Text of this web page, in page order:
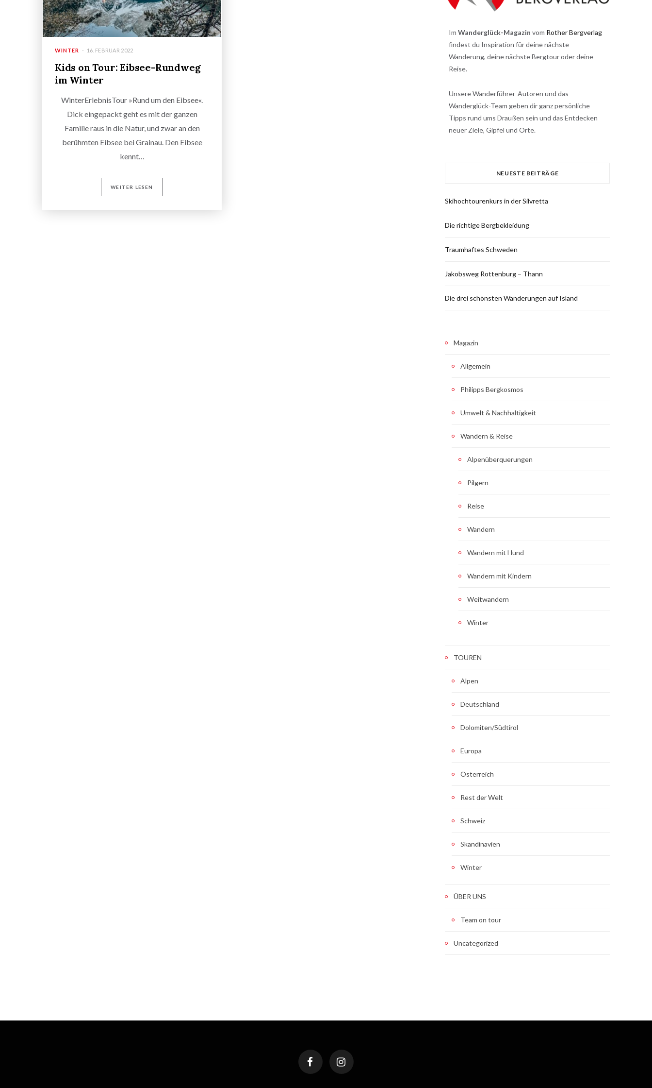
WINTER 16. FEBRUAR 2022
Kids on Tour: Eibsee-Rundweg
im Winter
WinterErlebnisTour »Rund um den Eibsee«.
Dick eingepackt geht es mit der ganzen
Familie raus in die Natur, und zwar an den
berühmten Eibsee bei Grainau. Den Eibsee
kennt…
WEITER LESEN
Im Wanderglück-Magazin vom Rother Bergverlag
findest du Inspiration für deine nächste
Wanderung, deine nächste Bergtour oder deine
Reise.
Unsere Wanderführer-Autoren und das
Wanderglück-Team geben dir ganz persönliche
Tipps rund ums Draußen sein und das Entdecken
neuer Ziele, Gipfel und Orte.
NEUESTE BEITRÄGE
Skihochtourenkurs in der Silvretta
Die richtige Bergbekleidung
Traumhaftes Schweden
Jakobsweg Rottenburg – Thann
Die drei schönsten Wanderungen auf Island
Magazin
Allgemein
Philipps Bergkosmos
Umwelt & Nachhaltigkeit
Wandern & Reise
Alpenüberquerungen
Pilgern
Reise
Wandern
Wandern mit Hund
Wandern mit Kindern
Weitwandern
Winter
TOUREN
Alpen
Deutschland
Dolomiten/Südtirol
Europa
Österreich
Rest der Welt
Schweiz
Skandinavien
Winter
ÜBER UNS
Team on tour
Uncategorized